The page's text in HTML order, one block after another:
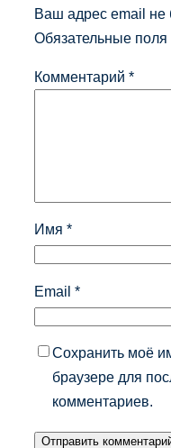
Ваш адрес email не
Обязательные
Комментарий *
Имя *
Email *
Сохранить моё
браузере для
комментариев.